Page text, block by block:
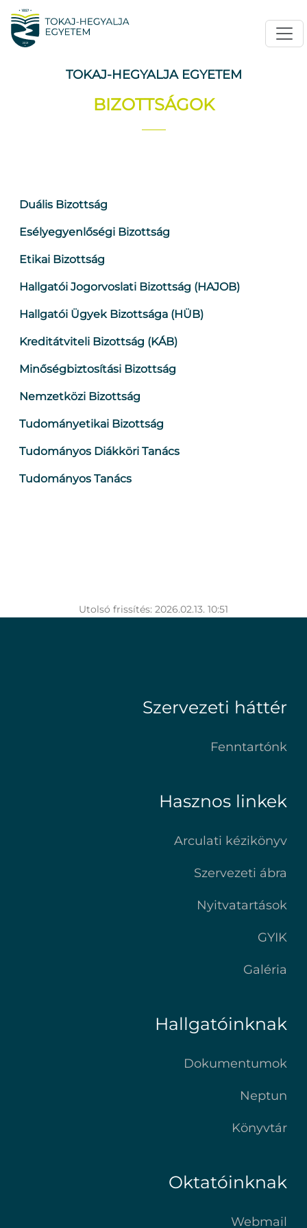
TOKAJ-HEGYALJA EGYETEM
BIZOTTSÁGOK
Duális Bizottság
Esélyegyenlőségi Bizottság
Etikai Bizottság
Hallgatói Jogorvoslati Bizottság (HAJOB)
Hallgatói Ügyek Bizottsága (HÜB)
Kreditátviteli Bizottság (KÁB)
Minőségbiztosítási Bizottság
Nemzetközi Bizottság
Tudományetikai Bizottság
Tudományos Diákköri Tanács
Tudományos Tanács
Utolsó frissítés: 2026.02.13. 10:51
Szervezeti háttér
Fenntartónk
Hasznos linkek
Arculati kézikönyv
Szervezeti ábra
Nyitvatartások
GYIK
Galéria
Hallgatóinknak
Dokumentumok
Neptun
Könyvtár
Oktatóinknak
Webmail